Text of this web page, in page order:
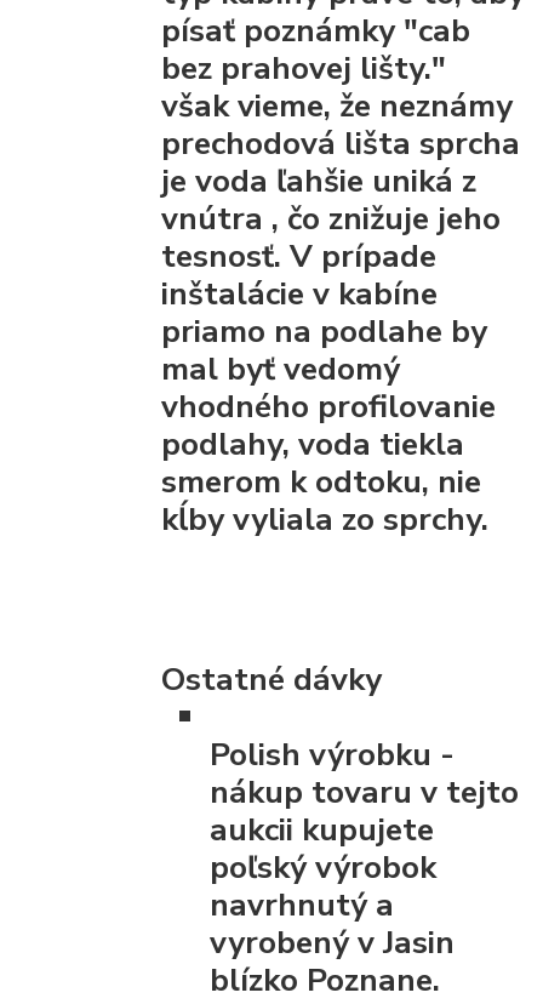
písať poznámky "cab
bez prahovej lišty."
však vieme, že neznámy
prechodová lištasprcha
je voda ľahšie uniká z
vnútra , čo znižuje jeho
tesnosť. V prípade
inštalácie v kabíne
priamo na podlahe by
mal byť vedomý
vhodného profilovanie
podlahy, voda tiekla
smerom k odtoku, nie
kĺby vyliala zo sprchy.
Ostatné dávky
Polish výrobku -
nákup tovaru v tejto
aukcii kupujete
poľský výrobok
navrhnutý a
vyrobený v Jasin
blízko Poznane.